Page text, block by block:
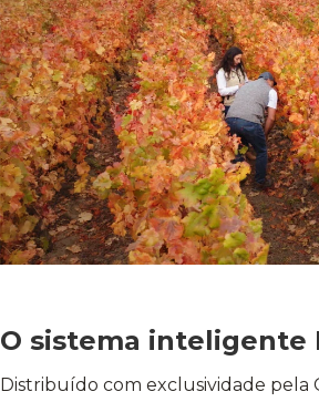
O sistema inteligente
Distribuído com exclusividade pela